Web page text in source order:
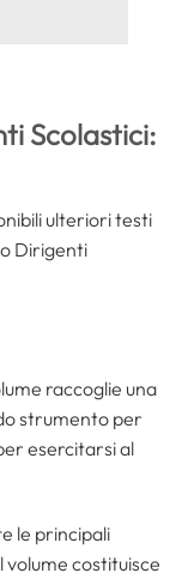
Scolastici:
ulteriori testi
Dirigenti
raccoglie una
strumento per
esercitarsi al
le principali
costituisce